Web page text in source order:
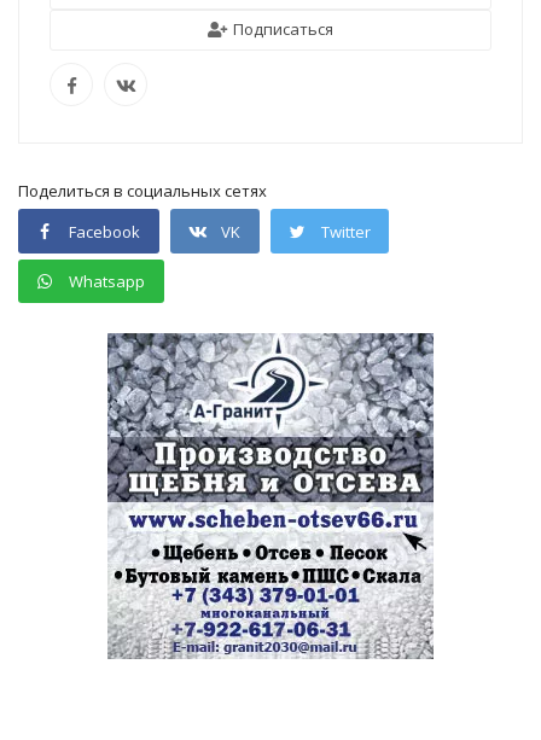
Подписаться
Поделиться в социальных сетях
Facebook
VK Twitter
Whatsapp